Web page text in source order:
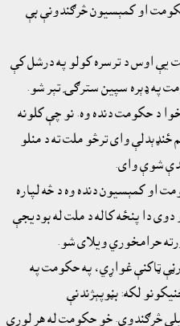
او کمېسيون څرګندونې بې
اوس د ترسره کولو په درشل کې
په ډېره سپين سترګۍ تېر شو.
د حکومت دنده وه. نو چې کلونه
واى ترڅو ملت ته د منلو
شوې واى.
او کمېسيون دنده وه د څه لپاره
دا پنځه کاله د ملت له بوديجې
حرامخوري ويلاى شو.
ټاکنې غواړي، په حکومت په
لکه: بڼوپېژندنې
څرګندوي. خو حکومت له هر لوري